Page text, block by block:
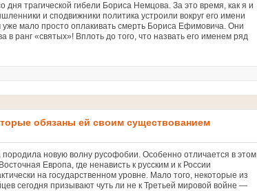
дня трагической гибели Бориса Немцова. За это время, как я и
и сподвижники политика устроили вокруг его имени
мало просто оплакивать смерть Бориса Ефимовича. Они
в ранг «святых»! Вплоть до того, что назвать его именем ряд
обязаны ей своим существованием
новую волну русофобии. Особенно отличается в этом
Европа, где ненависть к русским и к России
на государственном уровне. Мало того, некоторые из
сегодня призывают чуть ли не к Третьей мировой войне —